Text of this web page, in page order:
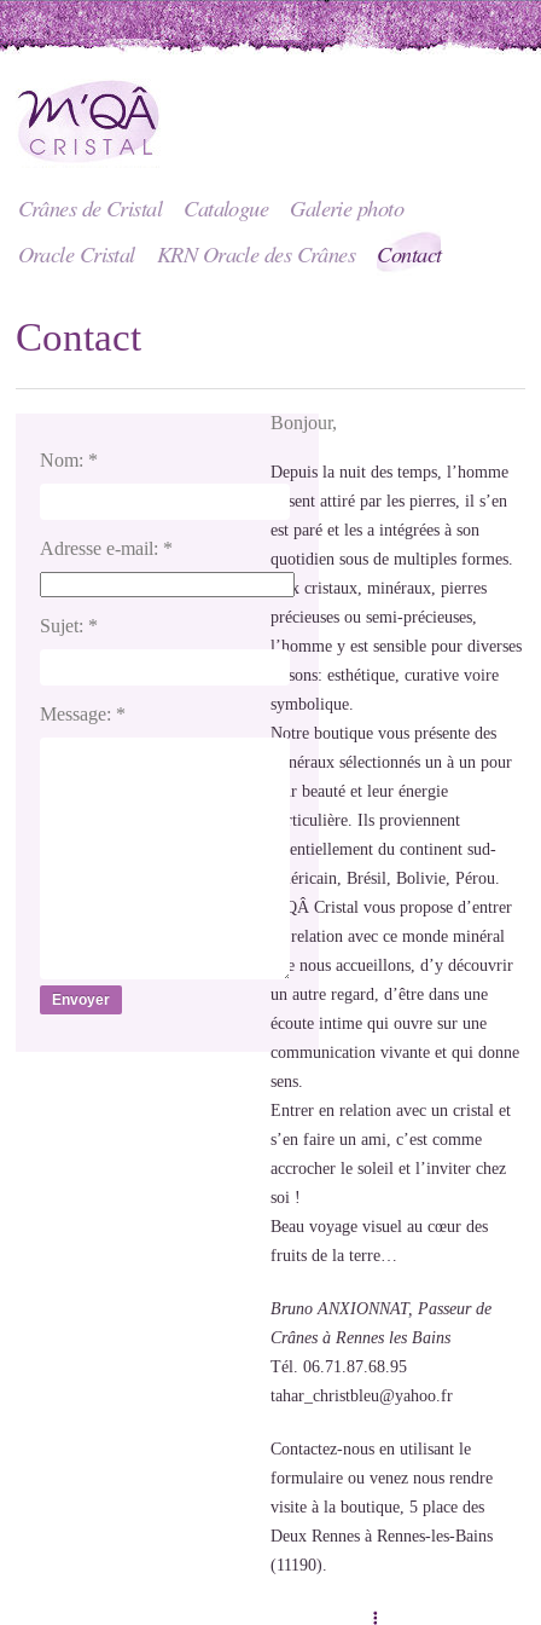
Crânes de Cristal Catalogue
Galerie photo
Oracle Cristal
KRN Oracle des Crânes Contact
Contact
Nom: *
Adresse e-mail: *
Sujet: *
Message: *
Bonjour,
Depuis la nuit des temps, l’homme
se sent attiré par les pierres, il s’en
est paré et les a intégrées à son
quotidien sous de multiples formes.
Aux cristaux, minéraux, pierres
précieuses ou semi-précieuses,
l’homme y est sensible pour diverses
raisons: esthétique, curative voire
symbolique.
Notre boutique vous présente des
minéraux sélectionnés un à un pour
leur beauté et leur énergie
particulière. Ils proviennent
essentiellement du continent sud-
américain, Brésil, Bolivie, Pérou.
MQÂ Cristal vous propose d’entrer
en relation avec ce monde minéral
que nous accueillons, d’y découvrir
un autre regard, d’être dans une
écoute intime qui ouvre sur une
communication vivante et qui donne
sens.
Entrer en relation avec un cristal et
s’en faire un ami, c’est comme
accrocher le soleil et l’inviter chez
soi !
Beau voyage visuel au cœur des
fruits de la terre…
Bruno ANXIONNAT, Passeur de
Crânes à Rennes les Bains
Tél. 06.71.87.68.95
tahar_christbleu@yahoo.fr
Contactez-nous en utilisant le
formulaire ou venez nous rendre
visite à la boutique, 5 place des
Deux Rennes à Rennes-les-Bains
(11190).